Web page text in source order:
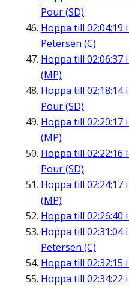
Pour (SD)
Hoppa till 02:04:19
Petersen (C)
Hoppa till 02:06:37
(MP)
Hoppa till 02:18:14i
Pour (SD)
Hoppa till 02:20:17
(MP)
Hoppa till 02:22:16
Pour (SD)
Hoppa till 02:24:17
(MP)
Hoppa till 02:26:40
Hoppa till 02:31:04i
Petersen (C)
Hoppa till 02:32:15
Hoppa till 02:34:22